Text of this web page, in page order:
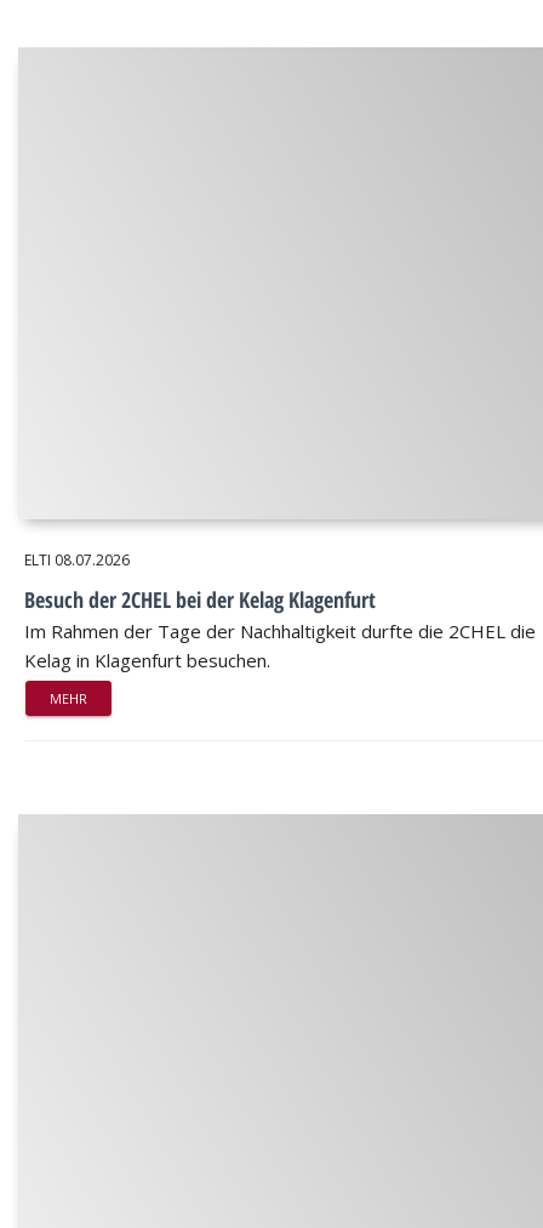
ELTI 08.07.2026
Besuch der 2CHEL bei der Kelag Klagenfurt
Im Rahmen der Tage der Nachhaltigkeit durfte die 2CHEL die
Kelag in Klagenfurt besuchen.
MEHR